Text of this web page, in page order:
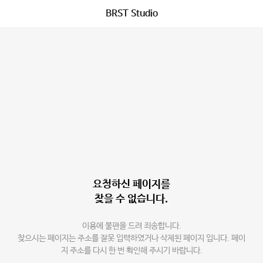
BRST Studio
요청하신 페이지를
찾을 수 없습니다.
이용에 불편을 드려 죄송합니다.
찾으시는 페이지는 주소를 잘못 입력하였거나 삭제된 페이지 입니다. 페이
지 주소를 다시 한 번 확인해 주시기 바랍니다.